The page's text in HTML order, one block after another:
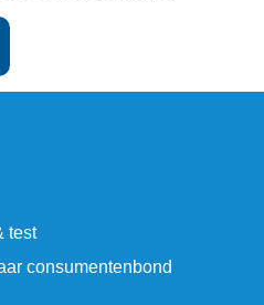
test
consumentenbond